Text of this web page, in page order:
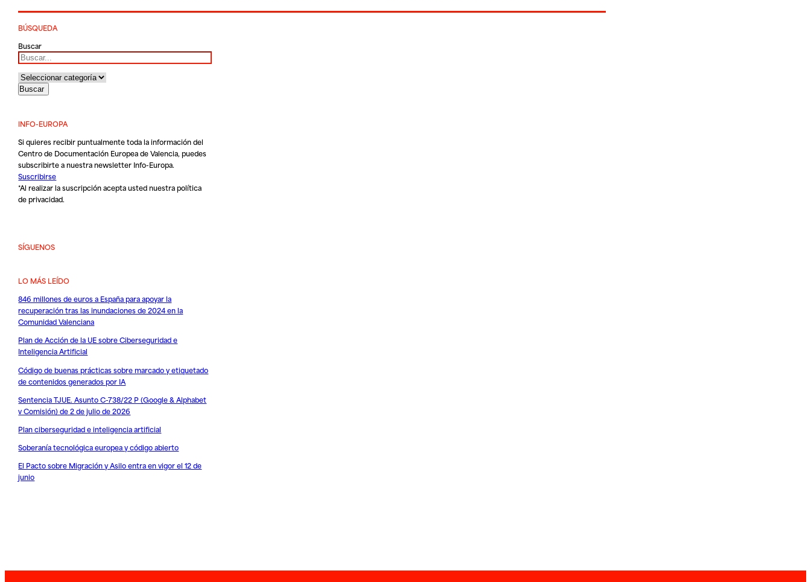
BÚSQUEDA
Buscar
INFO-EUROPA
Si quieres recibir puntualmente toda la información del
Centro de Documentación Europea de Valencia, puedes
subscribirte a nuestra newsletter Info-Europa.
Suscribirse
*Al realizar la suscripción acepta usted nuestrapolítica
de privacidad.
SÍGUENOS
LO MÁS LEÍDO
846 millones de euros a España para apoyar la
recuperación tras las inundaciones de 2024 en la
Comunidad Valenciana
Plan de Acción de la UE sobre Ciberseguridad e
Inteligencia Artificial
Código de buenas prácticas sobre marcado y etiquetado
de contenidos generados por IA
Sentencia TJUE. Asunto C-738/22 P (Google & Alphabet
v Comisión) de 2 de julio de 2026
Plan ciberseguridad e inteligencia artificial
Soberanía tecnológica europea y código abierto
El Pacto sobre Migración y Asilo entra en vigor el 12 de
junio